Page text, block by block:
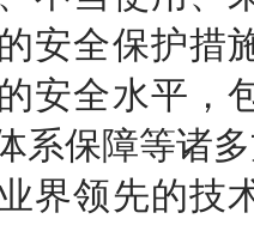
安全保护措
安全水平，
系保障等诸
界领先的技